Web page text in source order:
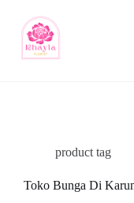
product tag
Toko Bunga Di